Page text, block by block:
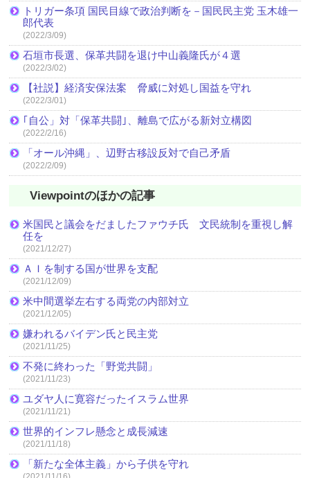
トリガー条項 国民目線で政治判断を－国民民主党 玉木雄一
郎代表
(2022/3/09)
石垣市長選、保革共闘を退け中山義隆氏が４選
(2022/3/02)
【社説】経済安保法案 脅威に対処し国益を守れ
(2022/3/01)
｢自公」対「保革共闘｣、離島で広がる新対立構図
(2022/2/16)
「オール沖縄」、辺野古移設反対で自己矛盾
(2022/2/09)
Viewpointのほかの記事
米国民と議会をだましたファウチ氏 文民統制を重視し解
任を
(2021/12/27)
ＡＩを制する国が世界を支配
(2021/12/09)
米中間選挙左右する両党の内部対立
(2021/12/05)
嫌われるバイデン氏と民主党
(2021/11/25)
不発に終わった「野党共闘」
(2021/11/23)
ユダヤ人に寛容だったイスラム世界
(2021/11/21)
世界的インフレ懸念と成長減速
(2021/11/18)
「新たな全体主義」から子供を守れ